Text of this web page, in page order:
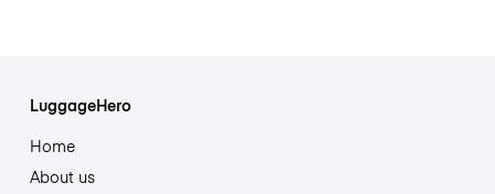
LuggageHero
Home
About us